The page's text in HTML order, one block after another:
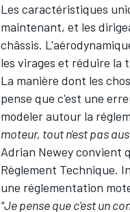
Les caractéristiques
maintenant, et les
châssis.
les virages et réduire la
La manière dont les
pense que c'est une
modeler autour la
moteur, tout n'est pas
Adrian Newey convient
Règlement Technique.
une réglementation
"Je pense que c'est un